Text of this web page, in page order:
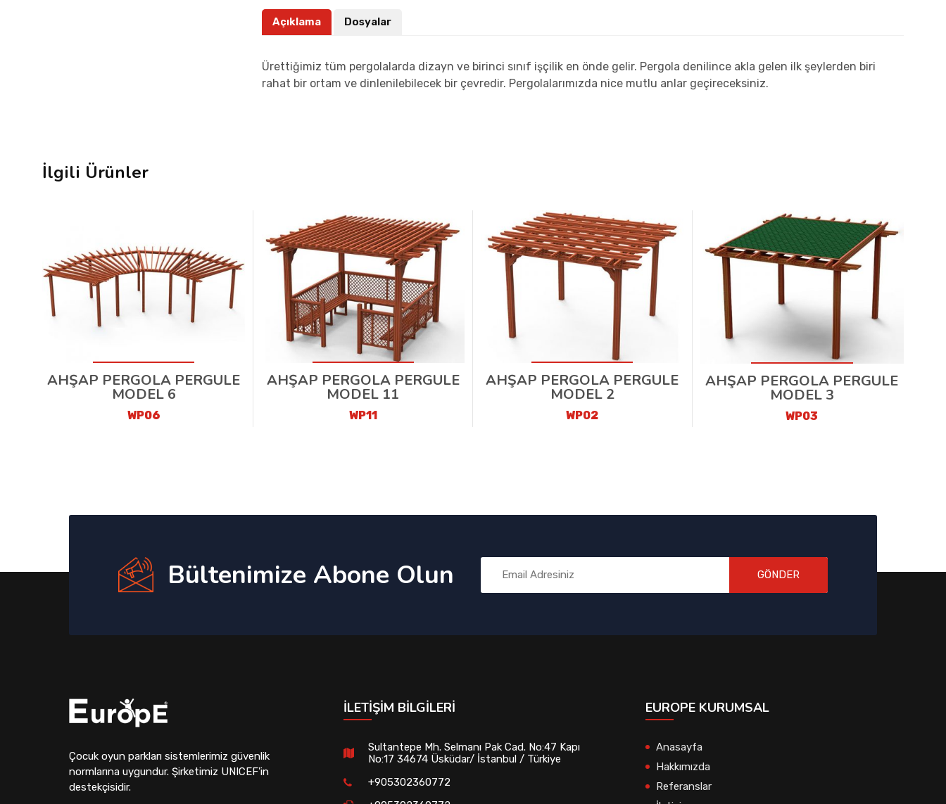
Açıklama Dosyalar
Ürettiğimiz tüm pergolalarda dizayn ve birinci sınıf işçilik en önde gelir. Pergola denilince akla gelen ilk şeylerden biri
rahat bir ortam ve dinlenilebilecek bir çevredir. Pergolalarımızda nice mutlu anlar geçireceksiniz.
İlgili Ürünler
AHŞAP PERGOLA PERGULE
MODEL 6
WP06
AHŞAP PERGOLA PERGULE
MODEL 11
WP11
AHŞAP PERGOLA PERGULE
MODEL 2
WP02
AHŞAP PERGOLA PERGULE
MODEL 3
WP03
Bültenimize Abone Olun GÖNDER
Çocuk oyun parkları sistemlerimiz güvenlik
normlarına uygundur. Şirketimiz UNICEF'in
destekçisidir.
İLETIŞIM BILGILERI
Sultantepe Mh. Selmanı Pak Cad. No:47 Kapı
No:17 34674 Üsküdar/ İstanbul / Türkiye
+905302360772
EUROPE KURUMSAL
Anasayfa
Hakkımızda
Referanslar